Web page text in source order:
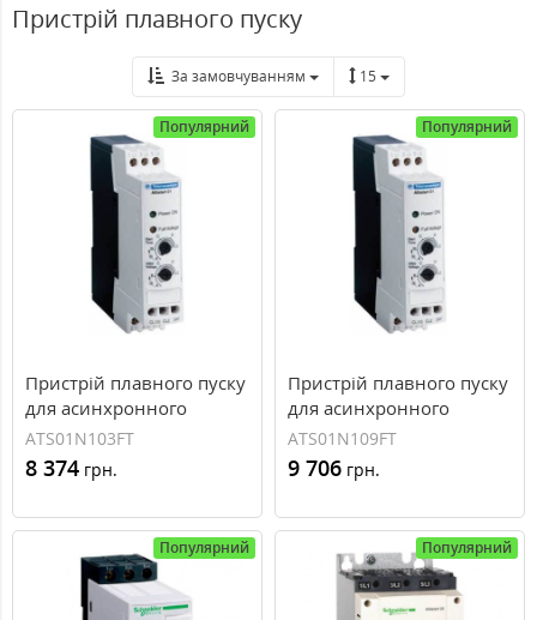
Пристрій плавного пуску
За замовчуванням 15
Популярний
Пристрій плавного пуску
для асинхронного
двигуна 0,37 кВт
Schneider Electric Altistart
01 ATS01N103FT
ATS01N103FT
8 374 грн.
Популярний
Пристрій плавного пуску
для асинхронного
двигуна 1,1 кВт Schneider
Electric Altistart 01
ATS01N109FT
ATS01N109FT
9 706 грн.
Популярний Популярний